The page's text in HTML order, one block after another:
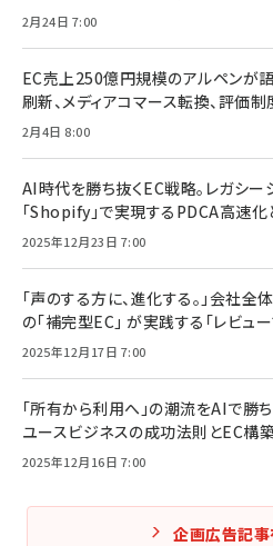
2月24日 7:00
EC売上250億円規模のアルペンが
刷新、メディアコマース転換、評価制
2月4日 8:00
AI時代を勝ち抜くEC戦略。レガシー
「Shopify」で実現するPDCA高速化
2025年12月23日 7:00
「声のする方に、進化する。」会社
の「補完型EC」 が実践する「レビュ
2025年12月17日 7:00
「所有から利用へ」の潮流をAIで勝ち
ユースビジネスの成功法則とEC構
2025年12月16日 7:00
企画広告記事